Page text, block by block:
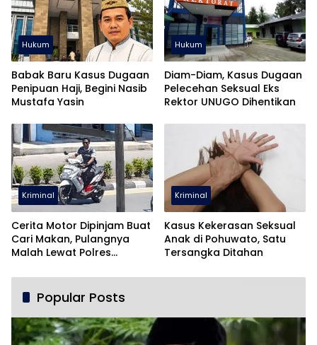
Hukum
Babak Baru Kasus Dugaan
Penipuan Haji, Begini Nasib
Mustafa Yasin
Hukum
Diam-Diam, Kasus Dugaan
Pelecehan Seksual Eks
Rektor UNUGO Dihentikan
Kriminal
Cerita Motor Dipinjam Buat
Cari Makan, Pulangnya
Malah Lewat Polres
Kriminal
Kasus Kekerasan Seksual
Anak di Pohuwato, Satu
Tersangka Ditahan
Popular Posts